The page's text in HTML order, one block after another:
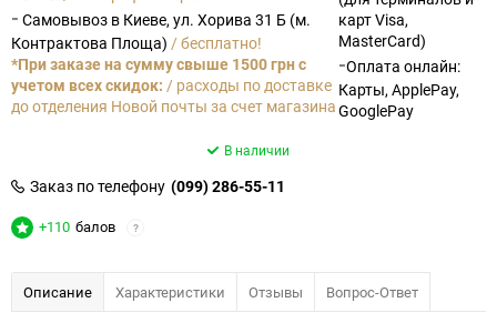
- Самовывоз в Киеве, ул. Хорива 31 Б (м.
Контрактова Площа) / бесплатно!
*При заказе на сумму свыше 1500 грн с
учетом всех скидок: / расходы по доставке
до отделения Новой почты за счет магазина
карт Visa,
MasterCard)
-Оплата онлайн:
Карты, ApplePay,
GooglePay
В наличии
Заказ по телефону (099) 286-55-11
+110 балов ?
Описание Характеристики Отзывы Вопрос-Ответ